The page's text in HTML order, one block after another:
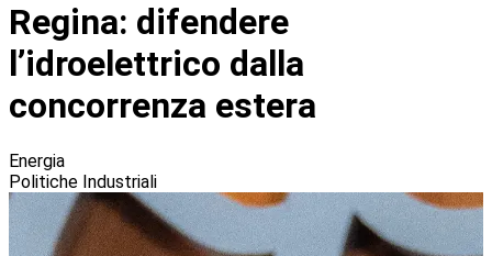
Regina: difendere
l’idroelettrico dalla
concorrenza estera
Energia
Politiche Industriali